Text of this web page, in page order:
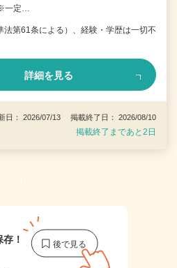
一定…
法第61条による）、経験・学歴は一切不
詳細を見る
日： 2026/07/13 掲載終了日： 2026/08/10
掲載終了まであと2日
1
存！